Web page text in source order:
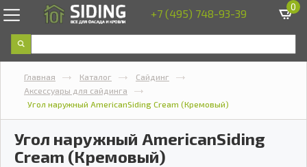
+7 (495) 748-93-39 0
Главная Каталог
Сайдинг
Аксессуары для сайдинга
Угол наружный AmericanSiding Cream (Кремовый)
Угол наружный AmericanSiding
Cream (Кремовый)